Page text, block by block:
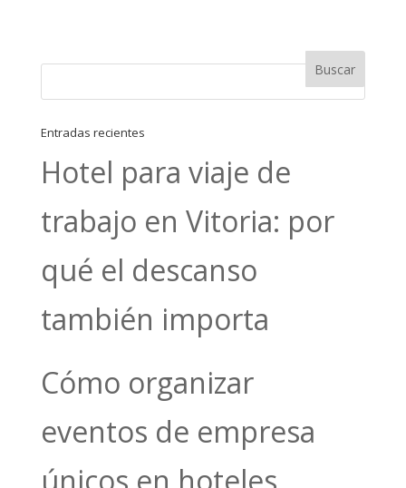
Entradas recientes
Hotel para viaje de
trabajo en Vitoria: por
qué el descanso
también importa
Cómo organizar
eventos de empresa